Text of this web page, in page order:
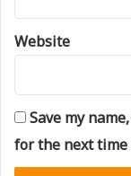
Website
Save my
for the next time